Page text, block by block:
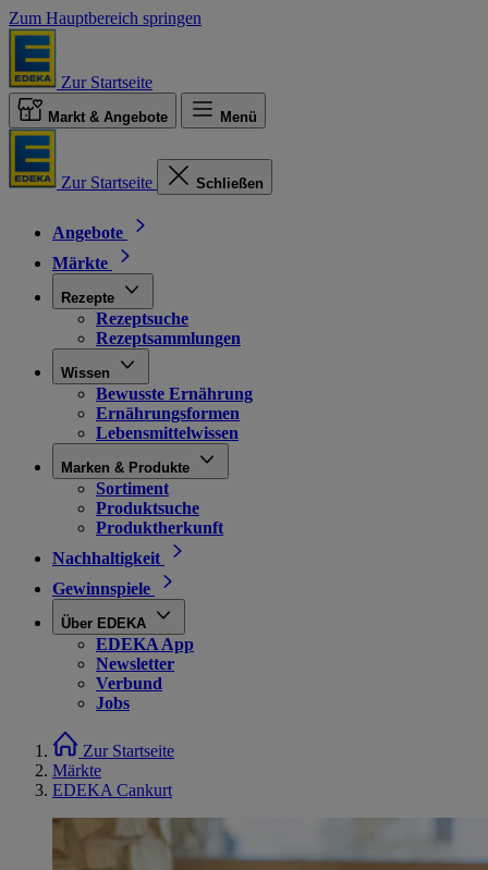
Zum Hauptbereich springen
Zur Startseite
Markt & Angebote Menü
Zur Startseite Schließen
Angebote
Märkte
Rezepte
Rezeptsuche
Rezeptsammlungen
Wissen
Bewusste Ernährung
Ernährungsformen
Lebensmittelwissen
Marken & Produkte
Sortiment
Produktsuche
Produktherkunft
Nachhaltigkeit
Gewinnspiele
Über EDEKA
EDEKA App
Newsletter
Verbund
Jobs
Zur Startseite
Märkte
EDEKA Cankurt